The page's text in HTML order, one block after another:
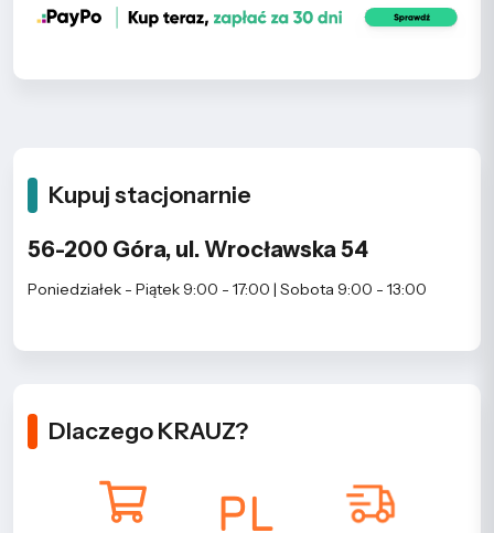
Kupuj stacjonarnie
56-200 Góra, ul. Wrocławska 54
Poniedziałek - Piątek 9:00 - 17:00 | Sobota 9:00 - 13:00
Dlaczego KRAUZ?